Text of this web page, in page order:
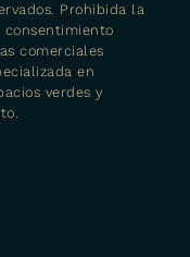
Prohibida la
consentimiento
comerciales
en
verdes y